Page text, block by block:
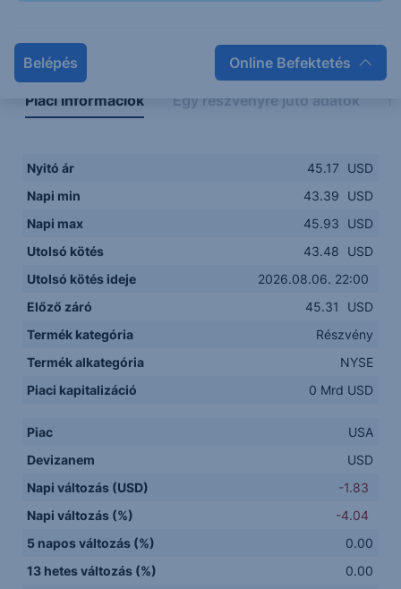
Belépés Online Befektetés
Piaci információk Egy részvényre jutó adatok
Nyitó ár 45.17
USD
Napi min
43.39
USD
Napi max
45.93
USD
Utolsó kötés
43.48
USD
Utolsó kötés ideje
2026.08.06. 22:00
Előző záró
45.31
USD
Termék kategória
Részvény
Termék alkategória
NYSE
Piaci kapitalizáció
0 Mrd USD
Piac
USA
Devizanem
USD
Napi változás (USD)
-1.83
Napi változás (%)
-4.04
5 napos változás (%)
0.00
13 hetes változás (%)
0.00